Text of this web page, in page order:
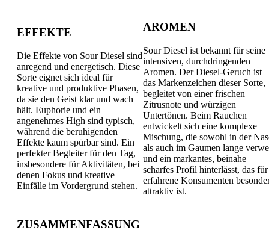
EFFEKTE
Die Effekte von Sour Diesel sind
anregend und energetisch. Diese
Sorte eignet sich ideal für
kreative und produktive Phasen,
da sie den Geist klar und wach
hält. Euphorie und ein
angenehmes High sind typisch,
während die beruhigenden
Effekte kaum spürbar sind. Ein
perfekter Begleiter für den Tag,
insbesondere für Aktivitäten, bei
denen Fokus und kreative
Einfälle im Vordergrund stehen.
AROMEN
Sour Diesel ist bekannt für seine
intensiven, durchdringenden
Aromen. Der Diesel-Geruch ist
das Markenzeichen dieser Sorte,
begleitet von einer frischen
Zitrusnote und würzigen
Untertönen. Beim Rauchen
entwickelt sich eine komplexe
Mischung, die sowohl in der
als auch im Gaumen lange
und ein markantes, beinahe
scharfes Profil hinterlässt, das für
erfahrene Konsumenten
attraktiv ist.
ZUSAMMENFASSUNG